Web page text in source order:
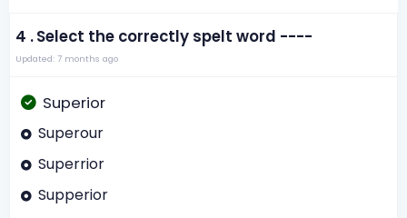
4 .Select the correctly spelt word ----
Updated: 7 months ago
Superior
Superour
Superrior
Supperior